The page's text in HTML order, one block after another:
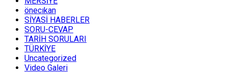
önecıkan
SİYASİ HABERLER
SORU-CEVAP
TARİH SORULARI
TÜRKİYE
Uncategorized
Video Galeri